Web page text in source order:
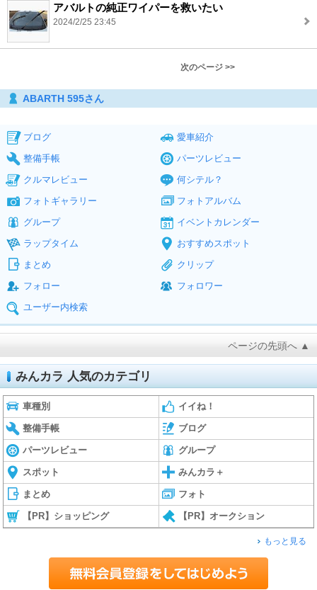
アバルトの純正ワイパーを救いたい
2024/2/25 23:45
次のページ >>
ABARTH 595さん
ブログ
愛車紹介
整備手帳
パーツレビュー
クルマレビュー
何シテル？
フォトギャラリー
フォトアルバム
グループ
イベントカレンダー
ラップタイム
おすすめスポット
まとめ
クリップ
フォロー
フォロワー
ユーザー内検索
ページの先頭へ ▲
みんカラ 人気のカテゴリ
車種別 イイね！
整備手帳 ブログ
パーツレビュー グループ
スポット みんカラ＋
まとめ フォト
【PR】ショッピング 【PR】オークション
もっと見る